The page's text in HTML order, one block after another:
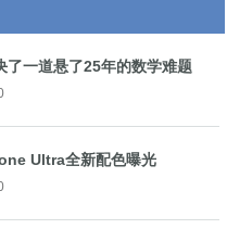
一道悬了25年的数学难题
Ultra全新配色曝光